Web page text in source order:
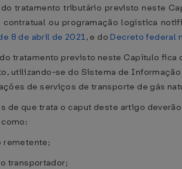
do tratamento tributário previsto neste
contratual ou programação logística
8 de abril de 2021, e do Decreto federal
tratamento previsto neste Capítulo
utilizando-se do Sistema de
de serviços de transporte de gás
de que trata o caput deste artigo
remetente;
transportador;